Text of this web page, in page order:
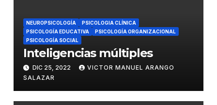
NEUROPSICOLOGÍA
PSICOLOGIA CLÍNICA
PSICOLOGÍA EDUCATIVA
PSICOLOGÍA ORGANIZACIONAL
PSICOLOGÍA SOCIAL
Inteligencias múltiples
DIC 25, 2022
VICTOR MANUEL ARANGO
SALAZAR